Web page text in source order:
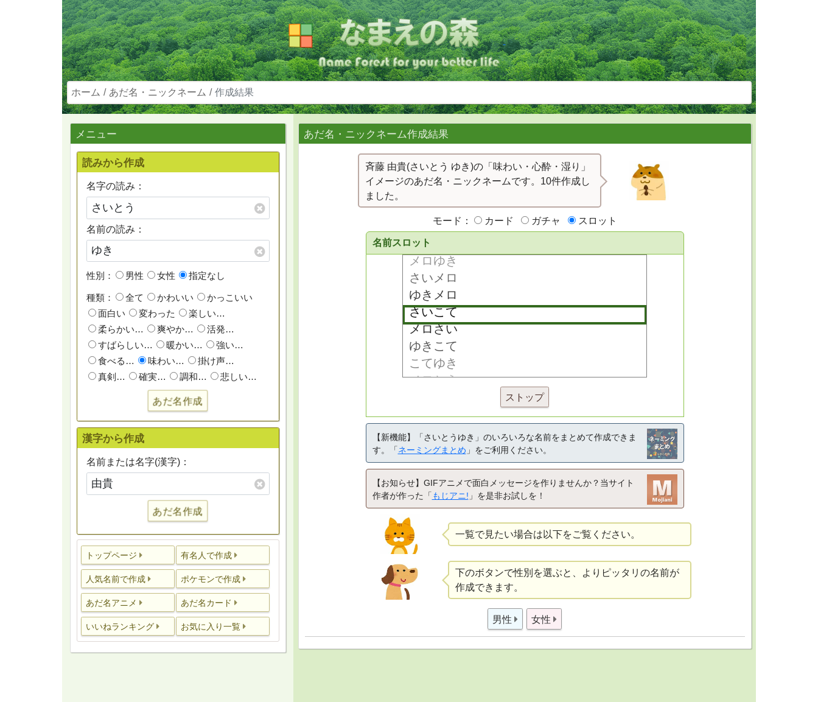
ホーム あだ名・ニックネーム 作成結果
メニュー
読みから作成
名字の読み：
名前の読み：
性別： 男性 女性 指定なし
種類： 全て かわいい
かっこいい
面白い
変わった
楽しい…
柔らかい…
爽やか…
活発…
すばらしい…
暖かい…
強い…
食べる…
味わい…
掛け声…
真剣…
確実… 調和… 悲しい…
あだ名作成
漢字から作成
名前または名字(漢字)：
あだ名作成
トップページ 有名人で作成
人気名前で作成 ポケモンで作成
あだ名アニメ あだ名カード
いいねランキング お気に入り一覧
あだ名・ニックネーム作成結果
斉藤 由貴(さいとう ゆき)の「味わい・心酔・湿り」
イメージのあだ名・ニックネームです。10件作成し
ました。
モード： カード ガチャ スロット
名前スロット
ストップ
【新機能】「さいとうゆき」のいろいろな名前をまとめて作成できま
す。「ネーミングまとめ 」をご利用ください。
【お知らせ】GIFアニメで面白メッセージを作りませんか？当サイト
作者が作った「もじアニ! 」を是非お試しを！
一覧で見たい場合は以下をご覧ください。
下のボタンで性別を選ぶと、よりピッタリの名前が
作成できます。
男性 女性